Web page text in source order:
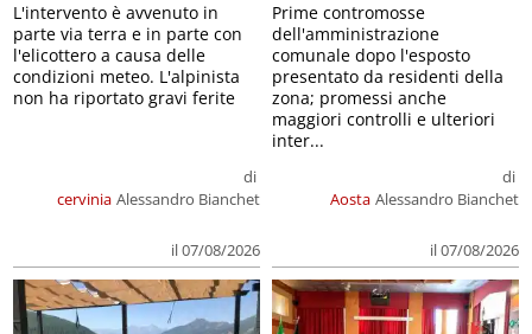
cervinia
di
Alessandro Bianchet
il 07/08/2026
L'intervento è avvenuto in
parte via terra e in parte con
l'elicottero a causa delle
condizioni meteo. L'alpinista
non ha riportato gravi ferite
Aosta
di
Alessandro Bianchet
il 07/08/2026
Prime contromosse
dell'amministrazione
comunale dopo l'esposto
presentato da residenti della
zona; promessi anche
maggiori controlli e ulteriori
inter...